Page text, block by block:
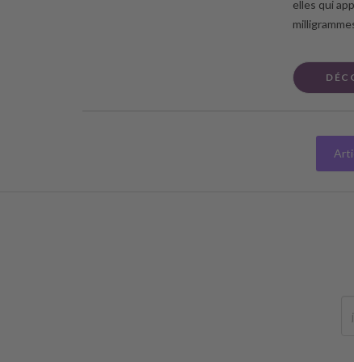
elles qui